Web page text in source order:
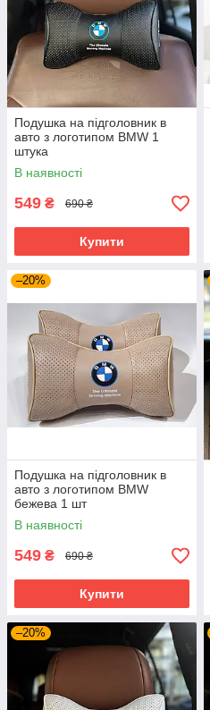
Подушка на підголовник в
авто з логотипом BMW 1
штука
В наявності
549 ₴ 690 ₴
Купити
–20%
Подушка на підголовник в
авто з логотипом BMW
бежева 1 шт
В наявності
549 ₴ 690 ₴
Купити
–20%